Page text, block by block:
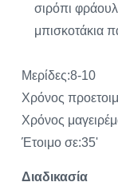
σιρόπι
μπισκοτάκια
Μερίδες:8-10
Χρόνος
Χρόνος
Έτοιμο σε:35'
Διαδικασία